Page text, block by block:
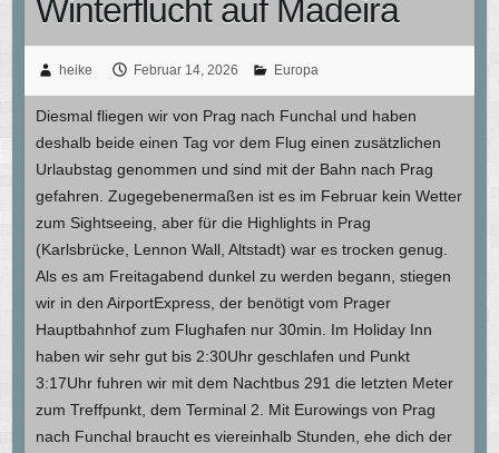
Winterflucht auf Madeira
heike Februar 14, 2026 Europa
Diesmal fliegen wir von Prag nach Funchal und haben
deshalb beide einen Tag vor dem Flug einen zusätzlichen
Urlaubstag genommen und sind mit der Bahn nach Prag
gefahren. Zugegebenermaßen ist es im Februar kein Wetter
zum Sightseeing, aber für die Highlights in Prag
(Karlsbrücke, Lennon Wall, Altstadt) war es trocken genug.
Als es am Freitagabend dunkel zu werden begann, stiegen
wir in den AirportExpress, der benötigt vom Prager
Hauptbahnhof zum Flughafen nur 30min. Im Holiday Inn
haben wir sehr gut bis 2:30Uhr geschlafen und Punkt
3:17Uhr fuhren wir mit dem Nachtbus 291 die letzten Meter
zum Treffpunkt, dem Terminal 2. Mit Eurowings von Prag
nach Funchal braucht es viereinhalb Stunden, ehe dich der